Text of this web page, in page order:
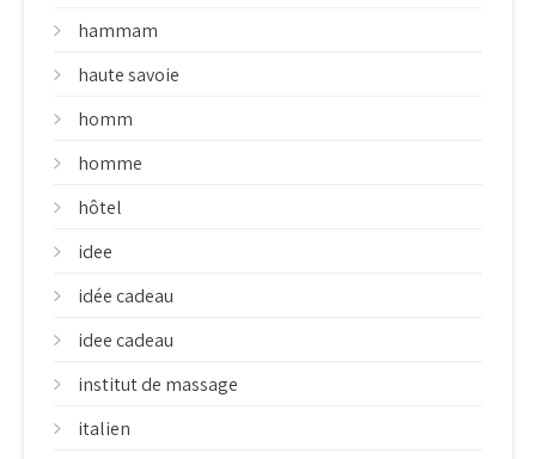
hammam
haute savoie
homm
homme
hôtel
idee
idée cadeau
idee cadeau
institut de massage
italien